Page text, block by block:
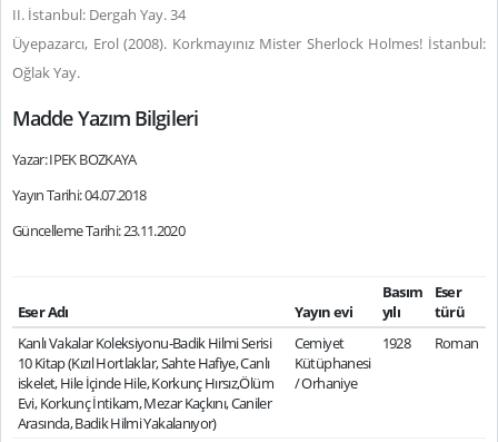
II. İstanbul: Dergah Yay. 34
Üyepazarcı, Erol (2008). Korkmayınız Mister Sherlock Holmes! İstanbul:
Oğlak Yay.
Madde Yazım Bilgileri
Yazar: IPEK BOZKAYA
Yayın Tarihi: 04.07.2018
Güncelleme Tarihi: 23.11.2020
Eser Adı Yayın evi
Basım
yılı
Eser
türü
Kanlı Vakalar Koleksiyonu-Badik Hilmi Serisi
10 Kitap (Kızıl Hortlaklar, Sahte Hafiye, Canlı
iskelet, Hile İçinde Hile, Korkunç Hırsız,Ölüm
Evi, Korkunç İntikam, Mezar Kaçkını, Caniler
Arasında, Badik Hilmi Yakalanıyor)
Cemiyet
Kütüphanesi
/ Orhaniye
1928 Roman